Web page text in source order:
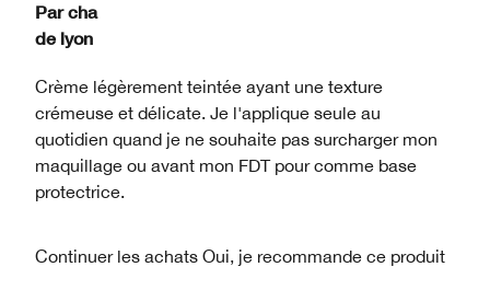
Par cha
de lyon
Crème légèrement teintée ayant une texture
crémeuse et délicate. Je l'applique seule au
quotidien quand je ne souhaite pas surcharger mon
maquillage ou avant mon FDT pour comme base
protectrice.
Continuer les achats Oui, je recommande ce produit